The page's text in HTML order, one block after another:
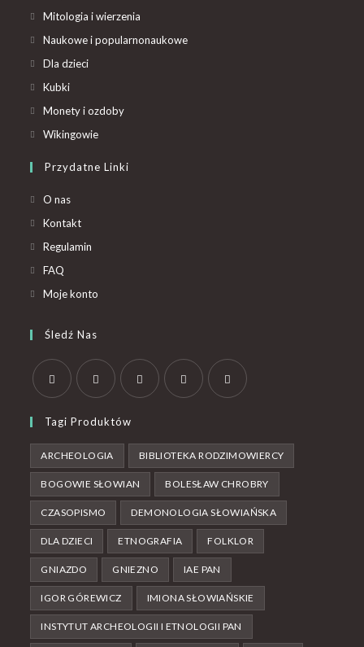
Mitologia i wierzenia
Naukowe i popularnonaukowe
Dla dzieci
Kubki
Monety i ozdoby
Wikingowie
Przydatne Linki
O nas
Kontakt
Regulamin
FAQ
Moje konto
Śledź Nas
Tagi Produktów
ARCHEOLOGIA BIBLIOTEKA RODZIMOWIERCY
BOGOWIE SŁOWIAN BOLESŁAW CHROBRY
CZASOPISMO DEMONOLOGIA SŁOWIAŃSKA
DLA DZIECI ETNOGRAFIA FOLKLOR
GNIAZDO GNIEZNO IAE PAN
IGOR GÓREWICZ IMIONA SŁOWIAŃSKIE
INSTYTUT ARCHEOLOGII I ETNOLOGII PAN